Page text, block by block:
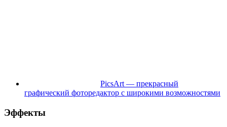
PicsArt — прекрасный
графический фоторедактор с широкими возможностями
Эффекты